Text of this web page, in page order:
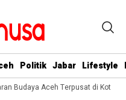
Politik Jabar Lifestyle
Budaya Aceh Terpusat di Kota